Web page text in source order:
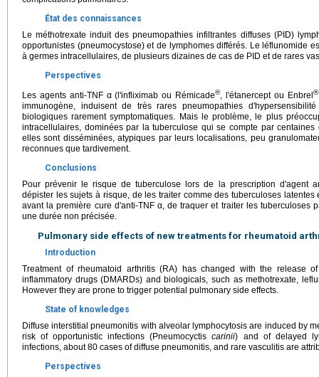
État des connaissances
Le méthotrexate induit des pneumopathies infiltrantes diffuses (PID)
opportunistes (pneumocystose) et de lymphomes différés. Le léflunomide
à germes intracellulaires, de plusieurs dizaines de cas de PID et de rares
Perspectives
Les agents anti-TNF α (l'infliximab ou Rémicade®, l'étanercept ou Enbrel ®
immunogène, induisent de très rares pneumopathies
biologiques rarement symptomatiques. Mais le problème, le plus
intracellulaires, dominées par la tuberculose qui se compte par
elles sont disséminées, atypiques par leurs localisations, peu
reconnues que tardivement.
Conclusions
Pour prévenir le risque de tuberculose lors de la prescription d'agent
dépister les sujets à risque, de les traiter comme des tuberculoses
avant la première cure d'anti-TNF α, de traquer et traiter les tuberculoses
une durée non précisée.
Pulmonary side effects of new treatments for rheumatoid
Introduction
Treatment of rheumatoid arthritis (RA) has changed with the release
inflammatory drugs (DMARDs) and biologicals, such as methotrexate,
However they are prone to trigger potential pulmonary side effects.
State of knowledges
Diffuse interstitial pneumonitis with alveolar lymphocytosis are induced by
risk of opportunistic infections (Pneumocyctiscarinii) and of delayed
infections, about 80 cases of diffuse pneumonitis, and rare vasculitis are
Perspectives